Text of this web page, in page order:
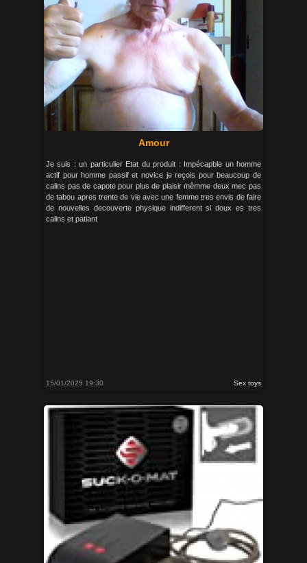
Amour
Je suis : un particulier Etat du produit : Impécapble un homme
actif pour homme passif et novice je reçois pour beaucoup de
calins pas de capote pour plus de plaisir mêmme deux mec pas
de tabou apres trente de vie avec une femme tres envis de faire
de nouvelles decouverte physique indifferent si doux es tres
calins et patiant
15/01/2025 19:30 Sex toys